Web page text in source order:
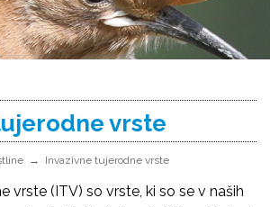
vrste
Invazivne tujerodne vrste
vrste (ITV) so vrste, ki so se v naših